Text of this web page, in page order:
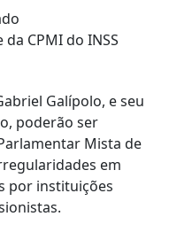
CPMI do INSS
Galípolo, e seu
poderão ser
Mista de
em
por instituições